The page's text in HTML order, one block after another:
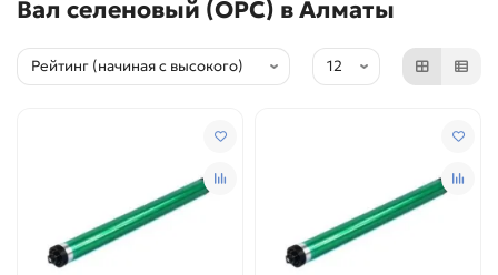
Вал селеновый (OPC) в Алматы